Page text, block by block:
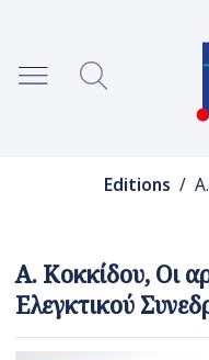
Editions / Α.
Α. Κοκκίδου, Οι
Ελεγκτικού